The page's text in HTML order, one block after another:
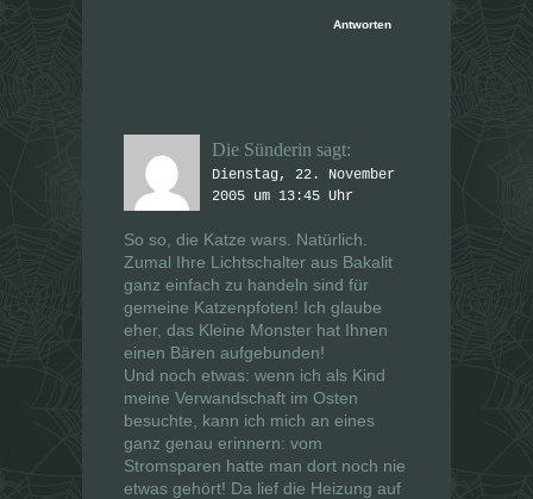
Antworten
Die Sünderin sagt:
Dienstag, 22. November
2005 um 13:45 Uhr
So so, die Katze wars. Natürlich.
Zumal Ihre Lichtschalter aus Bakalit
ganz einfach zu handeln sind für
gemeine Katzenpfoten! Ich glaube
eher, das Kleine Monster hat Ihnen
einen Bären aufgebunden!
Und noch etwas: wenn ich als Kind
meine Verwandschaft im Osten
besuchte, kann ich mich an eines
ganz genau erinnern: vom
Stromsparen hatte man dort noch nie
etwas gehört! Da lief die Heizung auf